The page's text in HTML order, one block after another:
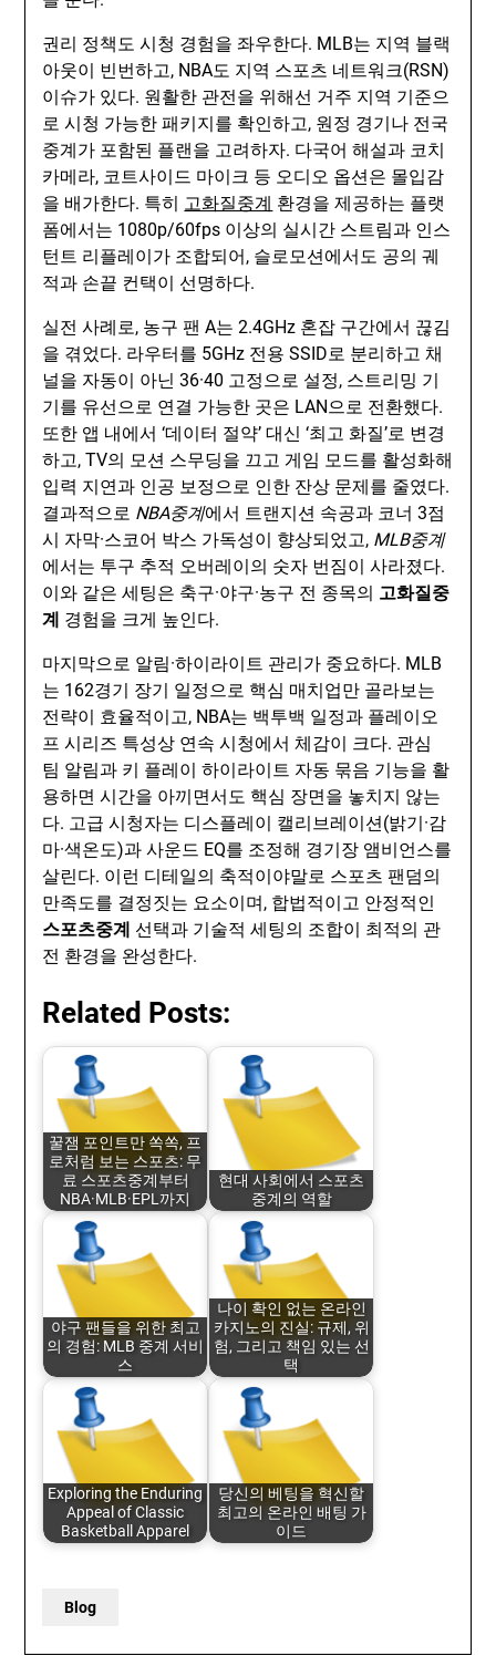
권리 정책도 시청 경험을 좌우한다. MLB는 지역 블랙
아웃이 빈번하고, NBA도 지역 스포츠 네트워크(RSN)
이슈가 있다. 원활한 관전을 위해선 거주 지역 기준으
로 시청 가능한 패키지를 확인하고, 원정 경기나 전국
중계가 포함된 플랜을 고려하자. 다국어 해설과 코치
카메라, 코트사이드 마이크 등 오디오 옵션은 몰입감
을 배가한다. 특히 고화질중계 환경을 제공하는 플랫
폼에서는 1080p/60fps 이상의 실시간 스트림과 인스
턴트 리플레이가 조합되어, 슬로모션에서도 공의 궤
적과 손끝 컨택이 선명하다.
실전 사례로, 농구 팬 A는 2.4GHz 혼잡 구간에서 끊김
을 겪었다. 라우터를 5GHz 전용 SSID로 분리하고 채
널을 자동이 아닌 36·40 고정으로 설정, 스트리밍 기
기를 유선으로 연결 가능한 곳은 LAN으로 전환했다.
또한 앱 내에서 ‘데이터 절약’ 대신 ‘최고 화질’로 변경
하고, TV의 모션 스무딩을 끄고 게임 모드를 활성화해
입력 지연과 인공 보정으로 인한 잔상 문제를 줄였다.
결과적으로 NBA중계에서 트랜지션 속공과 코너 3점
시 자막·스코어 박스 가독성이 향상되었고, MLB중계
에서는 투구 추적 오버레이의 숫자 번짐이 사라졌다.
이와 같은 세팅은 축구·야구·농구 전 종목의 고화질중
계 경험을 크게 높인다.
마지막으로 알림·하이라이트 관리가 중요하다. MLB
는 162경기 장기 일정으로 핵심 매치업만 골라보는
전략이 효율적이고, NBA는 백투백 일정과 플레이오
프 시리즈 특성상 연속 시청에서 체감이 크다. 관심
팀 알림과 키 플레이 하이라이트 자동 묶음 기능을 활
용하면 시간을 아끼면서도 핵심 장면을 놓치지 않는
다. 고급 시청자는 디스플레이 캘리브레이션(밝기·감
마·색온도)과 사운드 EQ를 조정해 경기장 앰비언스를
살린다. 이런 디테일의 축적이야말로 스포츠 팬덤의
만족도를 결정짓는 요소이며, 합법적이고 안정적인
스포츠중계 선택과 기술적 세팅의 조합이 최적의 관
전 환경을 완성한다.
Related Posts:
꿀잼 포인트만 쏙쏙, 프
로처럼 보는 스포츠: 무
료 스포츠중계부터
NBA·MLB·EPL까지
현대 사회에서 스포츠
중계의 역할
야구 팬들을 위한 최고
의 경험: MLB 중계 서비
스
나이 확인 없는 온라인
카지노의 진실: 규제, 위
험, 그리고 책임 있는 선
택
Exploring the Enduring
Appeal of Classic
Basketball Apparel
당신의 베팅을 혁신할
최고의 온라인 배팅 가
이드
Blog